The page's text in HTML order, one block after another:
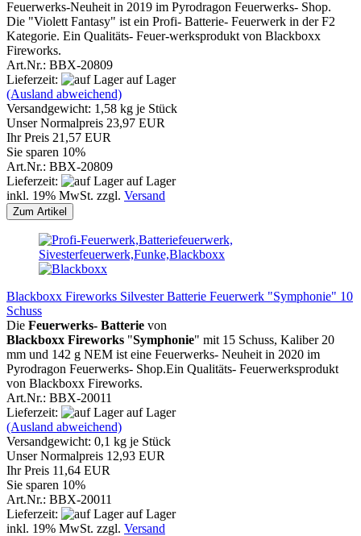
Feuerwerks-Neuheit in 2019 im Pyrodragon Feuerwerks- Shop.
Die "Violett Fantasy" ist ein Profi- Batterie- Feuerwerk in der F2 ​
Kategorie. Ein Qualitäts- Feuer-werksprodukt von Blackboxx
Fireworks.
Art.Nr.: BBX-20809
Lieferzeit:
auf Lager
(Ausland abweichend)
Versandgewicht: 1,58 kg je Stück
Unser Normalpreis 23,97 EUR
Ihr Preis 21,57 EUR
Sie sparen 10%
Art.Nr.: BBX-20809
Lieferzeit:
auf Lager
inkl. 19% MwSt. zzgl. Versand
Zum Artikel
Blackboxx Fireworks Silvester Batterie Feuerwerk "Symphonie" 10
Schuss
Die Feuerwerks- Batterie von
Blackboxx Fireworks "Symphonie" mit 15 Schuss, Kaliber 20
mm und 142 g NEM ist eine Feuerwerks- Neuheit in 2020 im
Pyrodragon Feuerwerks- Shop.Ein Qualitäts- Feuerwerksprodukt
von Blackboxx Fireworks.
Art.Nr.: BBX-20011
Lieferzeit:
auf Lager
(Ausland abweichend)
Versandgewicht: 0,1 kg je Stück
Unser Normalpreis 12,93 EUR
Ihr Preis 11,64 EUR
Sie sparen 10%
Art.Nr.: BBX-20011
Lieferzeit:
auf Lager
inkl. 19% MwSt. zzgl. Versand